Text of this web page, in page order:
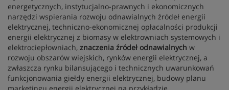
energetycznych, instytucjalno-prawnych i ekonomicznych
narzędzi wspierania rozwoju odnawialnych źródeł energii
elektrycznej, techniczno-ekonomicznej opłacalności produkcji
energii elektrycznej z biomasy w elektrowniach systemowych i
elektrociepłowniach, znaczenia źródeł odnawialnych w
rozwoju obszarów wiejskich, rynków energii elektrycznej, a
zwłaszcza rynku bilansującego i technicznych uwarunkowań
funkcjonowania giełdy energii elektrycznej, budowy planu